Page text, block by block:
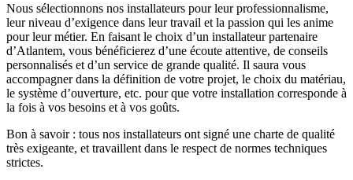
Nous sélectionnons nos installateurs pour leur professionnalisme,
leur niveau d’exigence dans leur travail et la passion qui les anime
pour leur métier. En faisant le choix d’un installateur partenaire
d’Atlantem, vous bénéficierez d’une écoute attentive, de conseils
personnalisés et d’un service de grande qualité. Il saura vous
accompagner dans la définition de votre projet, le choix du matériau,
le système d’ouverture, etc. pour que votre installation corresponde à
la fois à vos besoins et à vos goûts.
Bon à savoir: tous nos installateurs ont signé une charte de qualité
très exigeante, et travaillent dans le respect de normes techniques
strictes.